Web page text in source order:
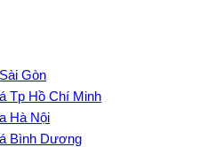
Gòn
Tp Hồ Chí Minh
Hà Nội
Bình Dương